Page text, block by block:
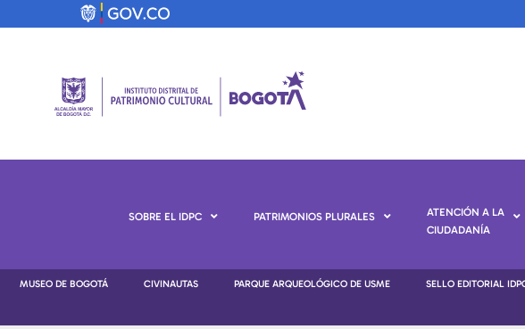
SOBRE EL IDPC PATRIMONIOS PLURALES
ATENCIÓN A LA
CIUDADANÍA
MUSEO DE BOGOTÁ CIVINAUTAS PARQUE ARQUEOLÓGICO DE USME SELLO EDITORIAL